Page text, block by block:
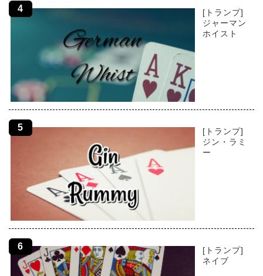
[トランプ]
ジャーマン
ホイスト
[トランプ]
ジン・ラミ
ー
[トランプ]
ネイブ